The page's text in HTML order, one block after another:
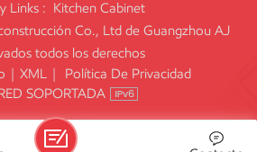
Links : Kitchen Cabinet
Co., Ltd de Guangzhou AJ
todos los derechos
| XML |
Política De Privacidad
SOPORTADA